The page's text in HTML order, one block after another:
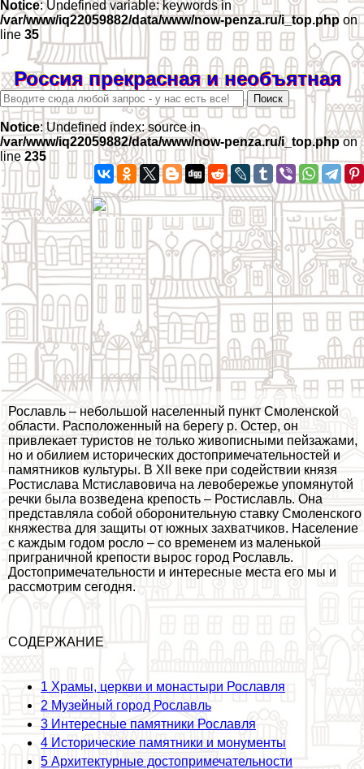
Notice: Undefined variable: keywords in
/var/www/iq22059882/data/www/now-penza.ru/i_top.php on
line 35
Россия прекрасная и необъятная
Notice: Undefined index: source in
/var/www/iq22059882/data/www/now-penza.ru/i_top.phpon
line 235
Рославль – небольшой населенный пункт Смоленской
области. Расположенный на берегу р. Остер, он
привлекает туристов не только живописными пейзажами,
но и обилием исторических достопримечательностей и
памятников культуры. В XII веке при содействии князя
Ростислава Мстиславовича на левобережье упомянутой
речки была возведена крепость – Ростиславль. Она
представляла собой оборонительную ставку Смоленского
княжества для защиты от южных захватчиков. Население
с каждым годом росло – со временем из маленькой
приграничной крепости вырос город Рославль.
Достопримечательности и интересные места его мы и
рассмотрим сегодня.
СОДЕРЖАНИЕ
1 Храмы, церкви и монастыри Рославля
2 Музейный город Рославль
3 Интересные памятники Рославля
4 Исторические памятники и монументы
5 Архитектурные достопримечательности